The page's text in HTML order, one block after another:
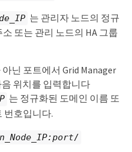
는 관리자 노드의 정규
또는 관리 노드의 HA 그룹
닌 포트에서 Grid Manager
위치를 입력합니다
는 정규화된 도메인 이름 또
번호입니다.
/